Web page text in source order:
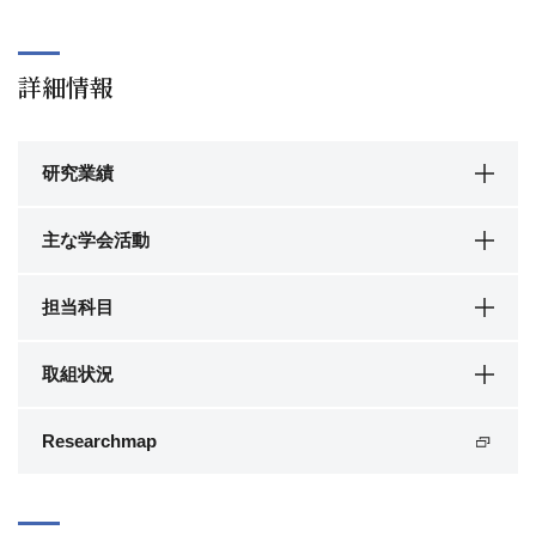
詳細情報
研究業績
主な学会活動
担当科目
取組状況
Researchmap